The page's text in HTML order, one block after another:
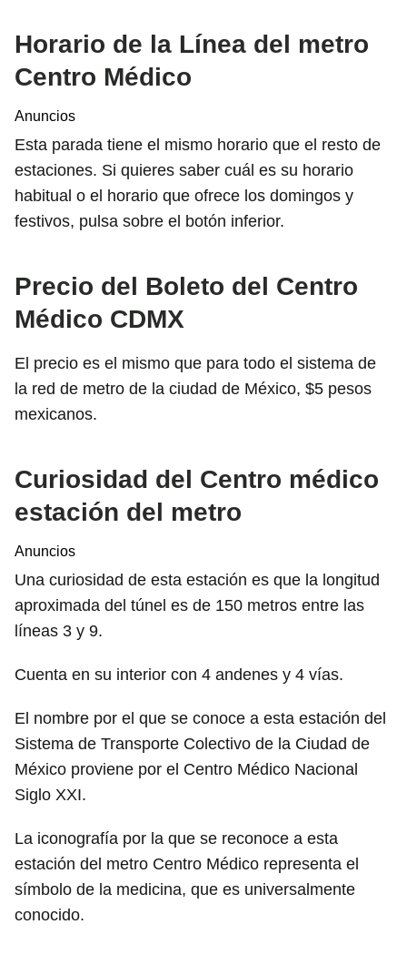
Horario de la Línea del metro
Centro Médico
Anuncios
Esta parada tiene el mismo horario que el resto de
estaciones. Si quieres saber cuál es su horario
habitual o el horario que ofrece los domingos y
festivos, pulsa sobre el botón inferior.
Precio del Boleto del Centro
Médico CDMX
El precio es el mismo que para todo el sistema de
la red de metro de la ciudad de México, $5 pesos
mexicanos.
Curiosidad del Centro médico
estación del metro
Anuncios
Una curiosidad de esta estación es que la longitud
aproximada del túnel es de 150 metros entre las
líneas 3 y 9.
Cuenta en su interior con 4 andenes y 4 vías.
El nombre por el que se conoce a esta estación del
Sistema de Transporte Colectivo de la Ciudad de
México proviene por el Centro Médico Nacional
Siglo XXI.
La iconografía por la que se reconoce a esta
estación del metro Centro Médico representa el
símbolo de la medicina, que es universalmente
conocido.